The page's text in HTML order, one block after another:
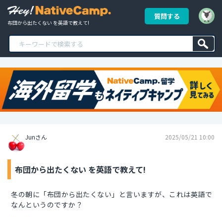
布団から出たくない を英語で教えて!
質問する
Junさん 2025/05/21 10:00
布団から出たくない を英語で教えて!
冬の朝に「布団から出たくない」と言いますが、これは英語で
なんというのですか？